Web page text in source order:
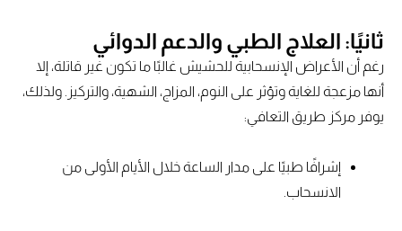
ثانيًا: العلاج الطبي والدعم الدوائي
رغم أن الأعراض الإنسحابية للحشيش غالبًا ما تكون غير قاتلة، إلا
أنها مزعجة للغاية وتؤثر على النوم، المزاج، الشهية، والتركيز. ولذلك،
يوفر مركز طريق التعافي:
إشرافًا طبيًا على مدار الساعة خلال الأيام الأولى من
الانسحاب.